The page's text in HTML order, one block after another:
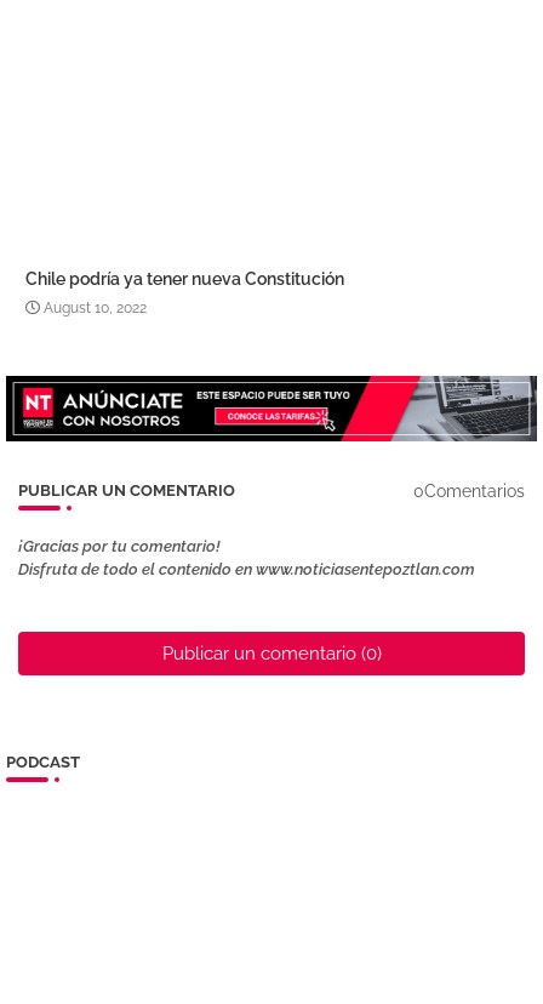
Chile podría ya tener nueva Constitución
August 10, 2022
PUBLICAR UN COMENTARIO 0Comentarios
¡Gracias por tu comentario!
Disfruta de todo el contenido en www.noticiasentepoztlan.com
Publicar un comentario (0)
PODCAST